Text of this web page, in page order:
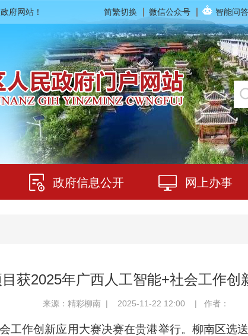
简繁切换 微信公众号 智能问答
政府网站！
政府信息公开 网上办事
获2025年广西人工智能+社会工作创
来源：精彩柳南 | 2025-11-22 12:00 | 作者：
工作创新应用大赛决赛在贵港举行。柳南区选